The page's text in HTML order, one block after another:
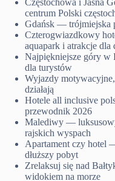
centrum Polski
Gdańsk — trójmiejska
Czterogwiazdkowy
aquapark i atrakcje dla
Najpiękniejsze góry
dla turystów
Wyjazdy
działają
Hotele all inclusive
przewodnik 2026
Malediwy —
rajskich wyspach
Apartament czy hotel
dłuższy pobyt
Zrelaksuj się nad
widokiem na morze